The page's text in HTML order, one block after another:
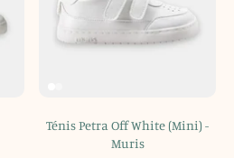
Ténis Petra Off White (Mini) -
Muris